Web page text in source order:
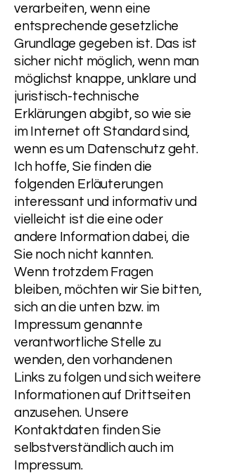
verarbeiten, wenn eine
entsprechende gesetzliche
Grundlage gegeben ist. Das ist
sicher nicht möglich, wenn man
möglichst knappe, unklare und
juristisch-technische
Erklärungen abgibt, so wie sie
im Internet oft Standard sind,
wenn es um Datenschutz geht.
Ich hoffe, Sie finden die
folgenden Erläuterungen
interessant und informativ und
vielleicht ist die eine oder
andere Information dabei, die
Sie noch nicht kannten.
Wenn trotzdem Fragen
bleiben, möchten wir Sie bitten,
sich an die unten bzw. im
Impressum genannte
verantwortliche Stelle zu
wenden, den vorhandenen
Links zu folgen und sich weitere
Informationen auf Drittseiten
anzusehen. Unsere
Kontaktdaten finden Sie
selbstverständlich auch im
Impressum.